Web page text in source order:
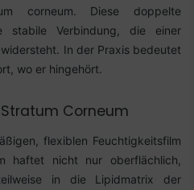
corneum. Diese doppelte
stabile Verbindung, die einer
In der Praxis bedeutet
wo er hingehört.
Corneum
flexiblen Feuchtigkeitsfilm
haftet nicht nur oberflächlich,
in die Lipidmatrix der